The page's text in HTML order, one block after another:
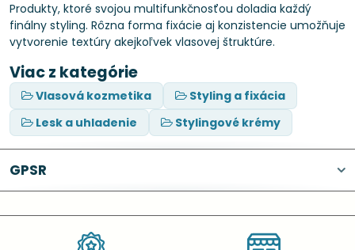
Produkty, ktoré svojou multifunkčnosťou doladia každý
finálny styling. Rôzna forma fixácie aj konzistencie umožňuje
vytvorenie textúry akejkoľvek vlasovej štruktúre.
Viac z kategórie
Vlasová kozmetika
Styling a fixácia
Lesk a uhladenie
Stylingové krémy
GPSR